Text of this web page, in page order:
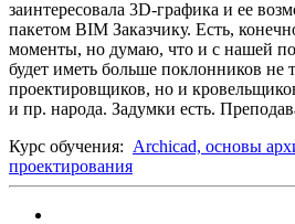
заинтересовала 3D-графика и ее
пакетом BIM Заказчику. Есть,
моменты, но думаю, что и с нашей
будет иметь больше поклонников не
проектировщиков, но и
и пр. народа. Задумки есть.
Курс обучения: Archicad, основы
проектирования